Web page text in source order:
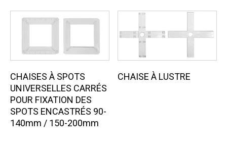
CHAISES À SPOTS
UNIVERSELLES CARRÉS
POUR FIXATION DES
SPOTS ENCASTRÉS 90-
140mm / 150-200mm
CHAISE À LUSTRE